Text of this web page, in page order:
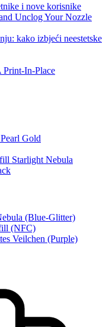
i nove korisnike
Unclog Your Nozzle
kako izbjeći neestetske
Print-In-Place
Gold
Starlight Nebula
(Blue-Glitter)
(NFC)
Veilchen (Purple)